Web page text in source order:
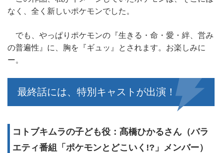
なく、全く新しいポケモンでした。
でも、やっぱりポケモンの『生きる・命・愛・絆、営み
の普遍性』に、胸を『ギュッ』とされます。お楽しみに
ー。
最終話には、特別キャストが出演！
コトブキムラの子ども役：髙橋ひかるさん（バラ
エティ番組「ポケモンとどこいく!?」メンバー）